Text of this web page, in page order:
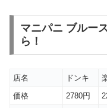
マニパニ ブルー
ら！
店名 ドンキ
価格
2780円